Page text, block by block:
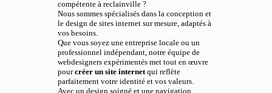
compétente à reclainville ?
Nous sommes spécialisés dans la conception et
le design de sites internet sur mesure, adaptés à
vos besoins.
Que vous soyez une entreprise locale ou un
professionnel indépendant, notre équipe de
webdesigners expérimentés met tout en œuvre
pourcréer un site internetqui reflète
parfaitement votre identité et vos valeurs.
Avec un design soigné et une navigation